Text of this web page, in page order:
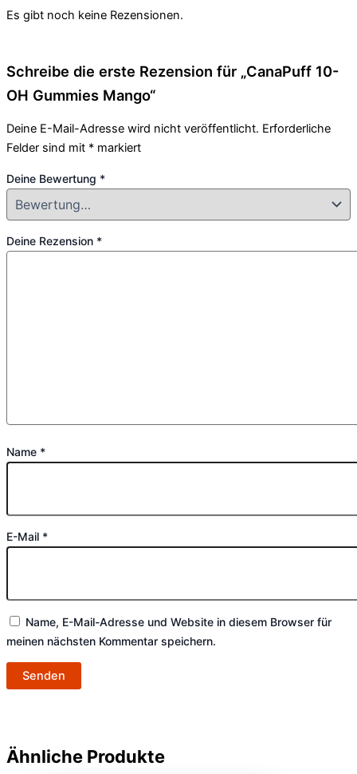
Es gibt noch keine Rezensionen.
Schreibe die erste Rezension für „CanaPuff 10-
OH Gummies Mango“
Deine E-Mail-Adresse wird nicht veröffentlicht. Erforderliche
Felder sind mit * markiert
Deine Bewertung *
Deine Rezension *
Name *
E-Mail *
Name, E-Mail-Adresse und Website in diesem Browser für
meinen nächsten Kommentar speichern.
Ähnliche Produkte